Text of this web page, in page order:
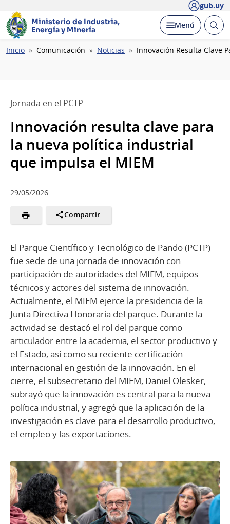
gub.uy
Ministerio de Industria,
Energía y Minería
Desplegar
Menú Abrir
Ruta
Inicio Comunicación Noticias Innovación Resulta Clave
Jornada en el PCTP
Innovación resulta clave para
la nueva política industrial
que impulsa el MIEM
29/05/2026
Compartir
El Parque Científico y Tecnológico de Pando (PCTP)
fue sede de una jornada de innovación con
participación de autoridades del MIEM, equipos
técnicos y actores del sistema de innovación.
Actualmente, el MIEM ejerce la presidencia de la
Junta Directiva Honoraria del parque. Durante la
actividad se destacó el rol del parque como
articulador entre la academia, el sector productivo y
el Estado, así como su reciente certificación
internacional en gestión de la innovación. En el
cierre, el subsecretario del MIEM, Daniel Olesker,
subrayó que la innovación es central para la nueva
política industrial, y agregó que la aplicación de la
investigación es clave para el desarrollo productivo,
el empleo y las exportaciones.